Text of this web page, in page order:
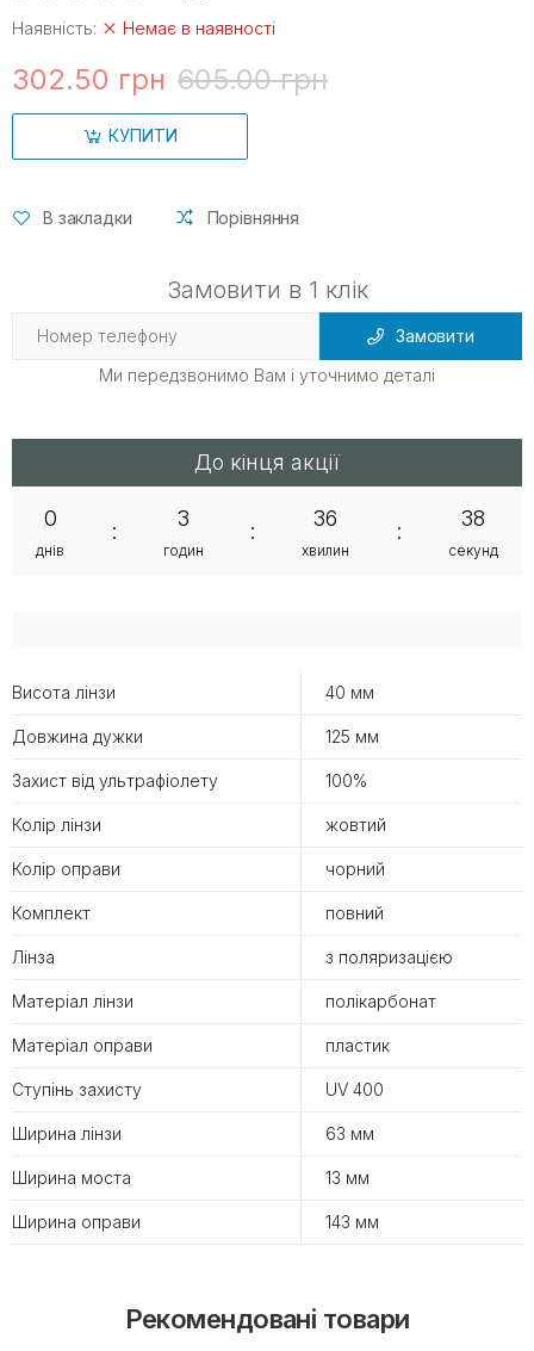
Висота лінзи 40 мм
Довжина дужки 125 мм
Захист від ультрафіолету 100%
Колір лінзи жовтий
Колір оправи чорний
Комплект повний
Лінза з поляризацією
Матеріал лінзи полікарбонат
Матеріал оправи пластик
Ступінь захисту UV 400
Ширина лінзи 63 мм
Ширина моста 13 мм
Ширина оправи 143 мм
Наявність: Немає в наявності
302.50 грн 605.00 грн
КУПИТИ
В закладки Порівняння
Замовити в 1 клік
Замовити
Ми передзвонимо Вам і уточнимо деталі
До кінця акції
0
днів
:
3
годин
:
36
хвилин
:
38
секунд
Рекомендовані товари